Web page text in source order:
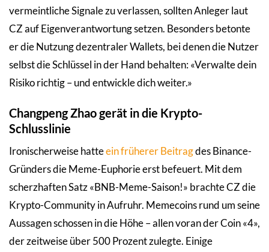
vermeintliche Signale zu verlassen, sollten Anleger laut
CZ auf Eigenverantwortung setzen. Besonders betonte
er die Nutzung dezentraler Wallets, bei denen die Nutzer
selbst die Schlüssel in der Hand behalten: «Verwalte dein
Risiko richtig – und entwickle dich weiter.»
Changpeng Zhao gerät in die Krypto-
Schlusslinie
Ironischerweise hatteein früherer Beitragdes Binance-
Gründers die Meme-Euphorie erst befeuert. Mit dem
scherzhaften Satz «BNB-Meme-Saison!» brachte CZ die
Krypto-Community in Aufruhr. Memecoins rund um seine
Aussagen schossen in die Höhe – allen voran der Coin «4»,
der zeitweise über 500 Prozent zulegte. Einige